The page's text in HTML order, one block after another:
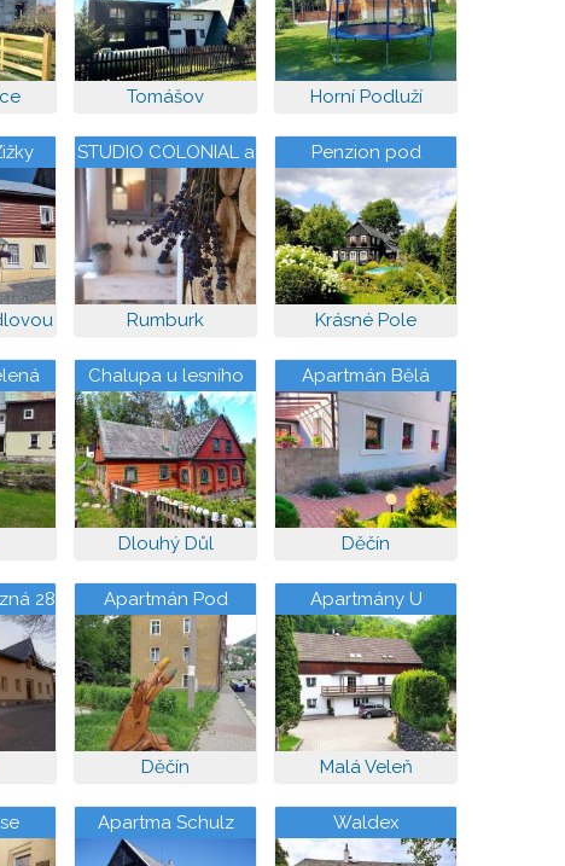
Tomášov Horní Podluží
STUDIO COLONIAL a
VINTAGE
Rumburk
Penzion pod
Železným vrchem
Krásné Pole
Chalupa u lesního
Ducha
Dlouhý Důl
Apartmán Bělá
Děčín
28
Apartmán Pod
Zámkem
Děčín
Apartmány U
Kavalíra
Malá Veleň
Apartma Schulz Waldex